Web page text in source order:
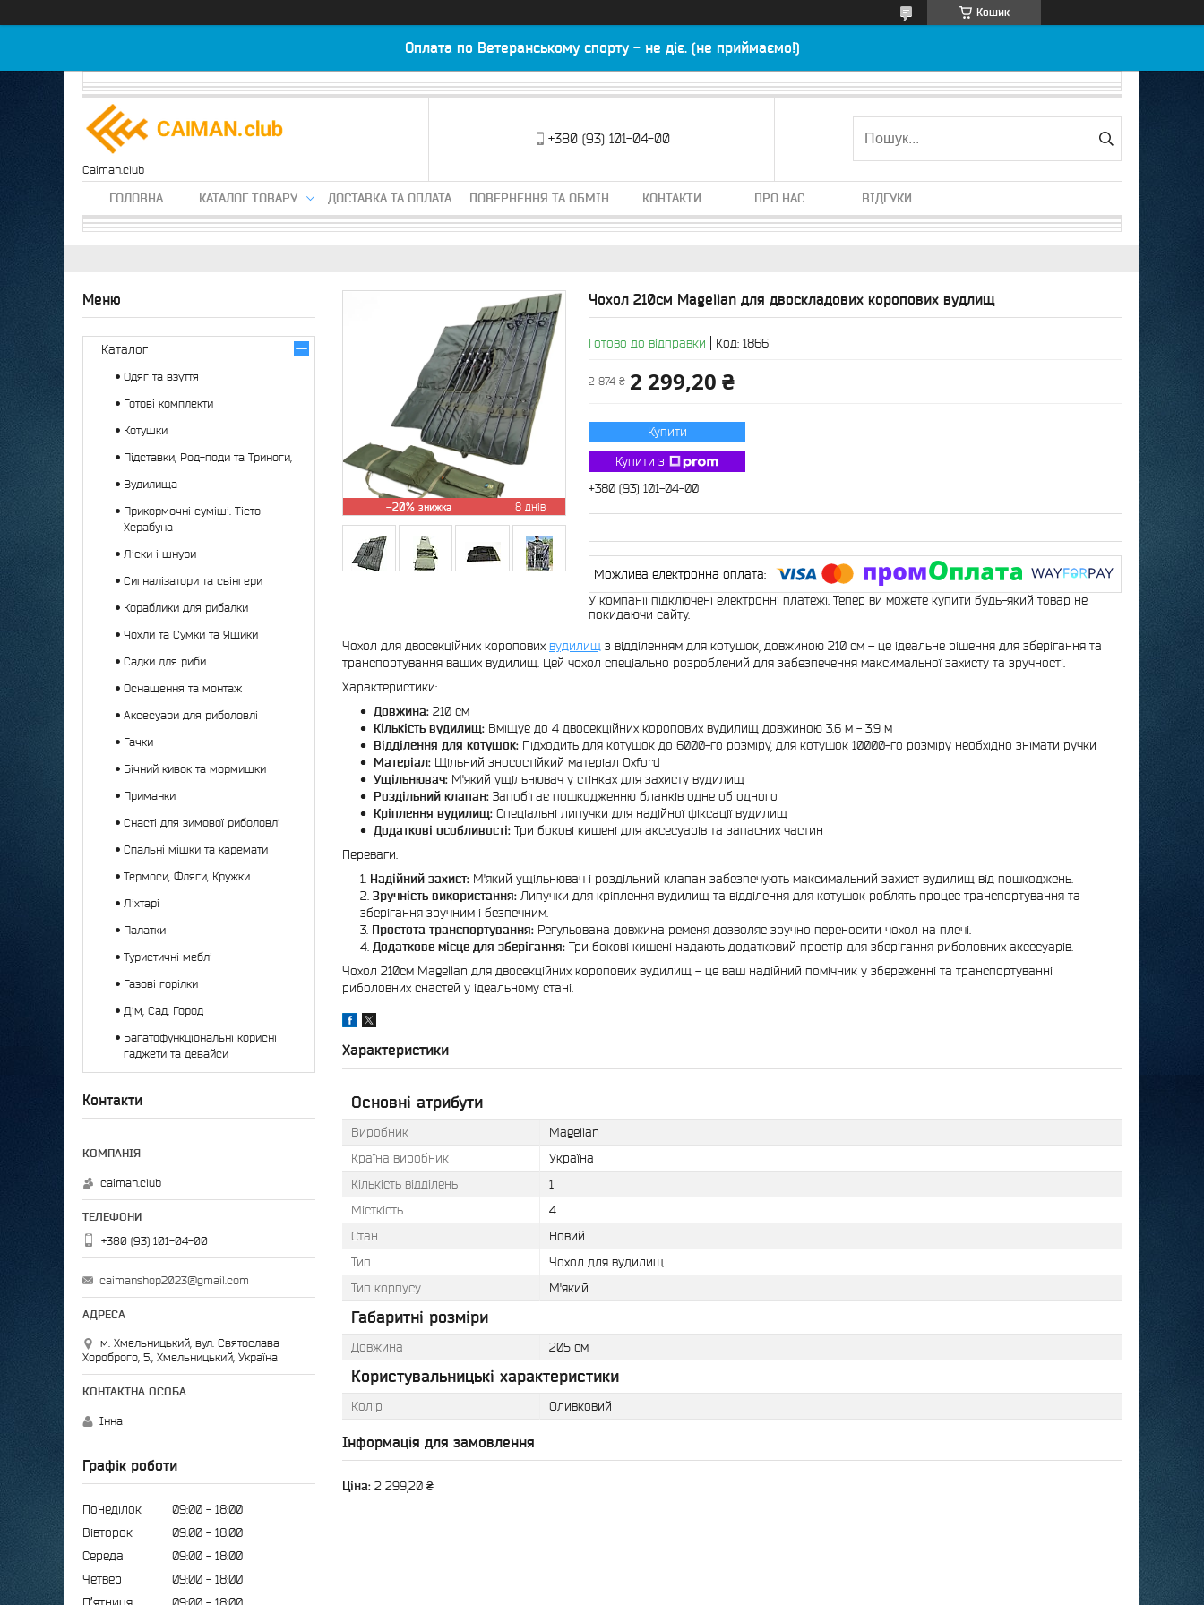
Кошик
Оплата по Ветеранському спорту - не діє. (не приймаємо!)
Caiman.club
+380 (93) 101-04-00
ГОЛОВНА КАТАЛОГ ТОВАРУ ДОСТАВКА ТА ОПЛАТА ПОВЕРНЕННЯ ТА ОБМІН КОНТАКТИ ПРО НАС ВІДГУКИ
–20% 8 днів
Чохол 210см Magellan для двоскладових коропових вудлищ
Готово до відправки Код: 1866
2 874 ₴ 2 299,20 ₴
Купити
Купити з
+380 (93) 101-04-00
У компанії підключені електронні платежі. Тепер ви можете купити будь-який товар не
покидаючи сайту.
Чохол для двосекційних коропових вудилищ з відділенням для котушок, довжиною 210 см – це ідеальне рішення для зберігання та
транспортування ваших вудилищ. Цей чохол спеціально розроблений для забезпечення максимальної захисту та зручності.
Характеристики:
Довжина: 210 см
Кількість вудилищ: Вміщує до 4 двосекційних коропових вудилищ довжиною 3.6 м - 3.9 м
Відділення для котушок: Підходить для котушок до 6000-го розміру, для котушок 10000-го розміру необхідно знімати ручки
Матеріал: Щільний зносостійкий матеріал Oxford
Ущільнювач: М'який ущільнювач у стінках для захисту вудилищ
Роздільний клапан: Запобігає пошкодженню бланків одне об одного
Кріплення вудилищ: Спеціальні липучки для надійної фіксації вудилищ
Додаткові особливості: Три бокові кишені для аксесуарів та запасних частин
Переваги:
Надійний захист: М'який ущільнювач і роздільний клапан забезпечують максимальний захист вудилищ від пошкоджень.
Зручність використання: Липучки для кріплення вудилищ та відділення для котушок роблять процес транспортування та
зберігання зручним і безпечним.
Простота транспортування: Регульована довжина ременя дозволяє зручно переносити чохол на плечі.
Додаткове місце для зберігання: Три бокові кишені надають додатковий простір для зберігання риболовних аксесуарів.
Чохол 210см Magellan для двосекційних коропових вудилищ – це ваш надійний помічник у збереженні та транспортуванні
риболовних снастей у ідеальному стані.
Характеристики
Основні атрибути
Виробник
Magellan
Країна виробник
Україна
Кількість відділень
1
Місткість
4
Стан
Новий
Тип
Чохол для вудилищ
Тип корпусу
М'який
Габаритні розміри
Довжина 205 см
Користувальницькі характеристики
Колір Оливковий
Інформація для замовлення
Ціна: 2 299,20 ₴
Каталог
Одяг та взуття
Готові комплекти
Котушки
Підставки, Род-поди та Триноги,
Вудилища
Прикормочні суміші. Тісто
Херабуна
Ліски і шнури
Сигналізатори та свінгери
Кораблики для рибалки
Чохли та Сумки та Ящики
Садки для риби
Оснащення та монтаж
Аксесуари для риболовлі
Гачки
Бічний кивок та мормишки
Приманки
Снасті для зимової риболовлі
Спальні мішки та каремати
Термоси, Фляги, Кружки
Ліхтарі
Палатки
Туристичні меблі
Газові горілки
Дім, Сад, Город
Багатофункціональні корисні
гаджети та девайси
Контакти
caiman.club
+380 (93) 101-04-00
caimanshop2023@gmail.com
м. Хмельницький, вул. Святослава
Хороброго, 5., Хмельницький, Україна
Інна
Графік роботи
Понеділок 09:00
18:00
Вівторок
09:00
18:00
Середа
09:00
18:00
Четвер
09:00
18:00
Пʼятниця
09:00 18:00